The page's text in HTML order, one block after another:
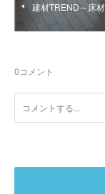
建材TREND～床
0コメント